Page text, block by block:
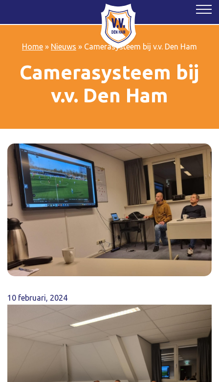
Home» Nieuws » Camerasysteem bij v.v. Den Ham
Camerasysteem bij
v.v. Den Ham
10 februari, 2024